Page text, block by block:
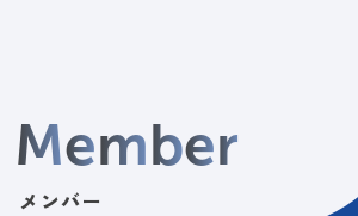
Member
メンバー